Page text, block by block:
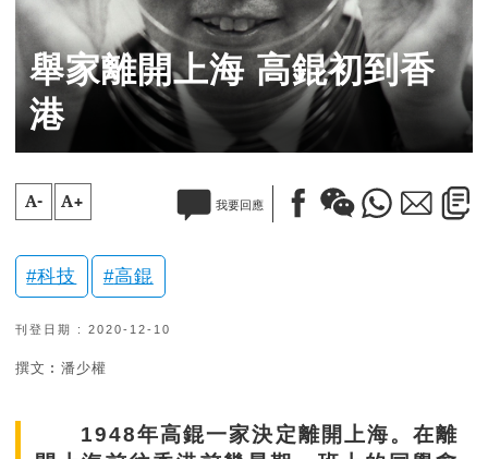
舉家離開上海 高錕初到香
港
A- A+ 我要回應
科技 高錕
刊登日期 : 2020-12-10
撰文︰潘少權
1948年高錕一家決定離開上海。在離